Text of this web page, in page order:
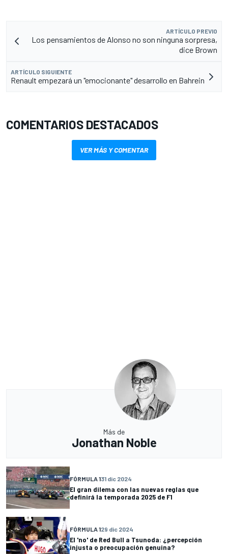
ARTÍCULO PREVIO
Los pensamientos de Alonso no son ninguna sorpresa,
dice Brown
ARTÍCULO SIGUIENTE
Renault empezará un "emocionante" desarrollo en Bahrein
COMENTARIOS DESTACADOS
VER MÁS Y COMENTAR
Más de
Jonathan Noble
FÓRMULA 131 dic 2024
El gran dilema con las nuevas reglas que
definirá la temporada 2025 de F1
FÓRMULA 129 dic 2024
El 'no' de Red Bull a Tsunoda: ¿percepción
injusta o preocupación genuina?